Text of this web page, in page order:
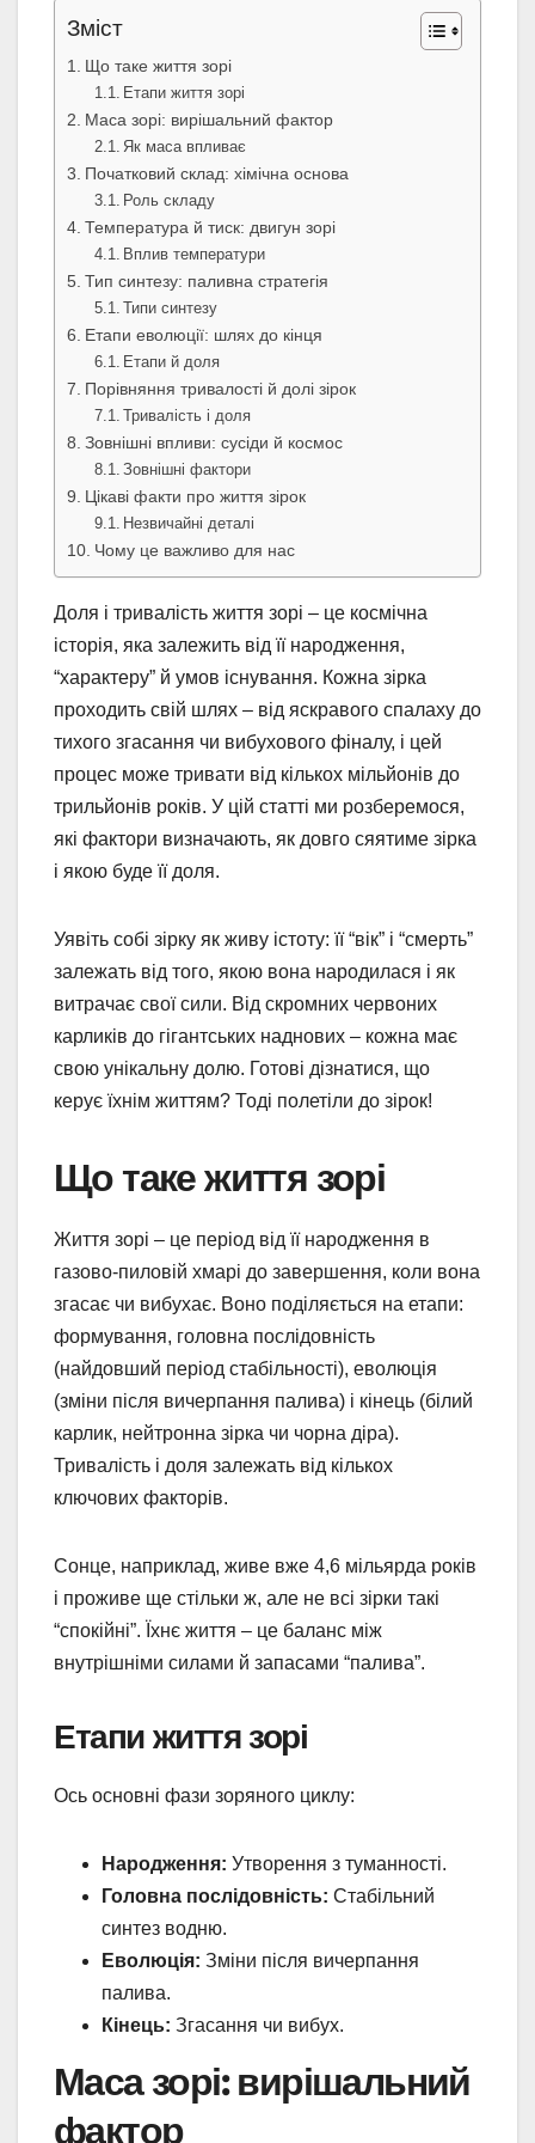
Зміст
Що таке життя зорі
Етапи життя зорі
Маса зорі: вирішальний фактор
Як маса впливає
Початковий склад: хімічна основа
Роль складу
Температура й тиск: двигун зорі
Вплив температури
Тип синтезу: паливна стратегія
Типи синтезу
Етапи еволюції: шлях до кінця
Етапи й доля
Порівняння тривалості й долі зірок
Тривалість і доля
Зовнішні впливи: сусіди й космос
Зовнішні фактори
Цікаві факти про життя зірок
Незвичайні деталі
Чому це важливо для нас
Доля і тривалість життя зорі – це космічна
історія, яка залежить від її народження,
“характеру” й умов існування. Кожна зірка
проходить свій шлях – від яскравого спалаху до
тихого згасання чи вибухового фіналу, і цей
процес може тривати від кількох мільйонів до
трильйонів років. У цій статті ми розберемося,
які фактори визначають, як довго сяятиме зірка
і якою буде її доля.
Уявіть собі зірку як живу істоту: її “вік” і “смерть”
залежать від того, якою вона народилася і як
витрачає свої сили. Від скромних червоних
карликів до гігантських наднових – кожна має
свою унікальну долю. Готові дізнатися, що
керує їхнім життям? Тоді полетіли до зірок!
Що таке життя зорі
Життя зорі – це період від її народження в
газово-пиловій хмарі до завершення, коли вона
згасає чи вибухає. Воно поділяється на етапи:
формування, головна послідовність
(найдовший період стабільності), еволюція
(зміни після вичерпання палива) і кінець (білий
карлик, нейтронна зірка чи чорна діра).
Тривалість і доля залежать від кількох
ключових факторів.
Сонце, наприклад, живе вже 4,6 мільярда років
і проживе ще стільки ж, але не всі зірки такі
“спокійні”. Їхнє життя – це баланс між
внутрішніми силами й запасами “палива”.
Етапи життя зорі
Ось основні фази зоряного циклу:
Народження: Утворення з туманності.
Головна послідовність: Стабільний
синтез водню.
Еволюція: Зміни після вичерпання
палива.
Кінець: Згасання чи вибух.
Маса зорі: вирішальний
фактор